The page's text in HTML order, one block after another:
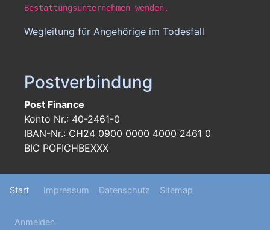
Bestattungsunternehmen wenden.
Wegleitung für Angehörige im Todesfall
Postverbindung
Post Finance
Konto Nr.: 40-2461-0
IBAN-Nr.: CH24 0900 0000 4000 2461 0
BIC POFICHBEXXX
menu
Start Impressum Datenschutz Sitemap
menu
Anmelden